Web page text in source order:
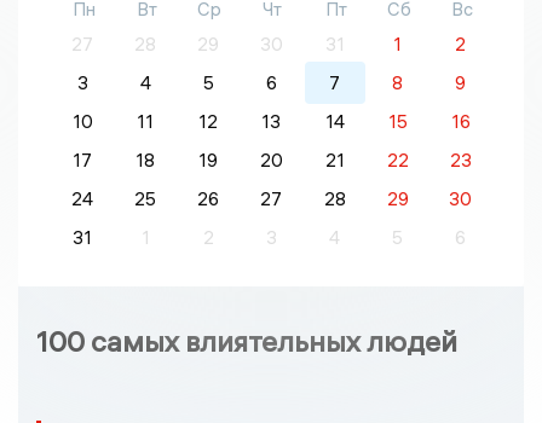
Пн Вт Ср Чт Пт Сб
Вс
27
28 29 30 31 1
2
3
4 5 6 7 8
9
10
11 12 13 14 15
16
17
18 19 20 21 22
23
24
25 26 27 28 29
30
31
1 2 3 4 5 6
100 самых влиятельных людей